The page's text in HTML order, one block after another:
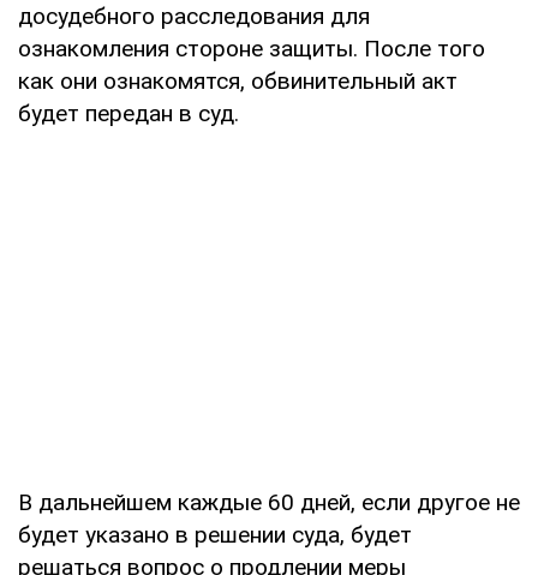
досудебного расследования для
ознакомления стороне защиты. После того
как они ознакомятся, обвинительный акт
будет передан в суд.
В дальнейшем каждые 60 дней, если другое не
будет указано в решении суда, будет
решаться вопрос о продлении меры